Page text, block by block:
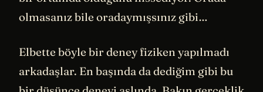
olmasanız bile oradaymışsınız gibi…
Elbette böyle bir deney fiziken yapılmadı
arkadaşlar. En başında da dediğim gibi bu